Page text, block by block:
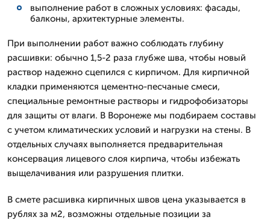
выполнение работ в сложных условиях: фасады,
балконы, архитектурные элементы.
При выполнении работ важно соблюдать глубину
расшивки: обычно 1,5-2 раза глубже шва, чтобы новый
раствор надежно сцепился с кирпичом. Для кирпичной
кладки применяются цементно-песчаные смеси,
специальные ремонтные растворы и гидрофобизаторы
для защиты от влаги. В Воронеже мы подбираем составы
с учетом климатических условий и нагрузки на стены. В
отдельных случаях выполняется предварительная
консервация лицевого слоя кирпича, чтобы избежать
выщелачивания или разрушения плитки.
В смете расшивка кирпичных швов цена указывается в
рублях за м2, возможны отдельные позиции за